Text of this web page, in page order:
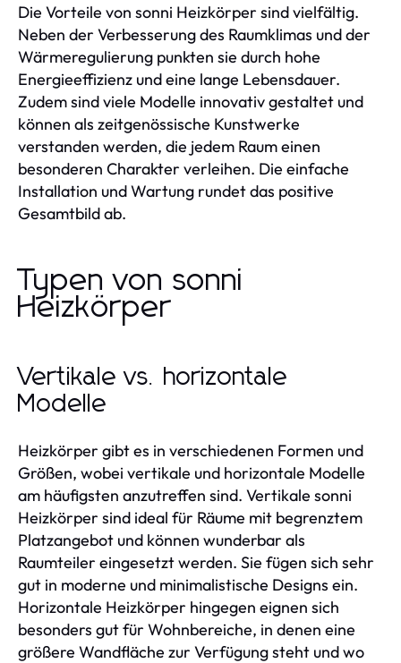
Die Vorteile von sonni Heizkörper sind vielfältig.
Neben der Verbesserung des Raumklimas und der
Wärmeregulierung punkten sie durch hohe
Energieeffizienz und eine lange Lebensdauer.
Zudem sind viele Modelle innovativ gestaltet und
können als zeitgenössische Kunstwerke
verstanden werden, die jedem Raum einen
besonderen Charakter verleihen. Die einfache
Installation und Wartung rundet das positive
Gesamtbild ab.
Typen von sonni
Heizkörper
Vertikale vs. horizontale
Modelle
Heizkörper gibt es in verschiedenen Formen und
Größen, wobei vertikale und horizontale Modelle
am häufigsten anzutreffen sind. Vertikale sonni
Heizkörper sind ideal für Räume mit begrenztem
Platzangebot und können wunderbar als
Raumteiler eingesetzt werden. Sie fügen sich sehr
gut in moderne und minimalistische Designs ein.
Horizontale Heizkörper hingegen eignen sich
besonders gut für Wohnbereiche, in denen eine
größere Wandfläche zur Verfügung steht und wo